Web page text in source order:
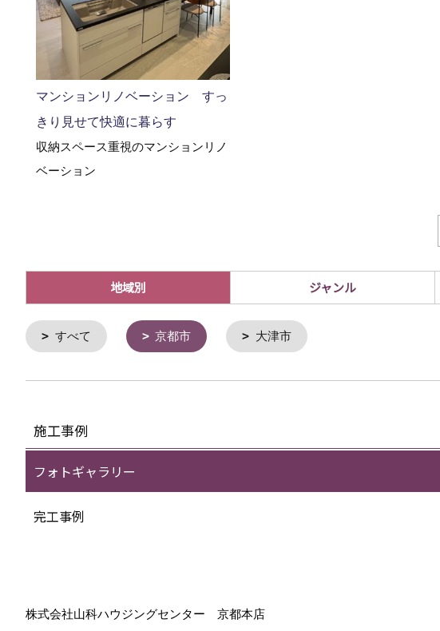
マンションリノベーション すっ
きり見せて快適に暮らす
収納スペース重視のマンションリノ
ベーション
地域別 ジャンル
すべて 京都市 大津市
施工事例
フォトギャラリー
完工事例
株式会社山科ハウジングセンター 京都本店